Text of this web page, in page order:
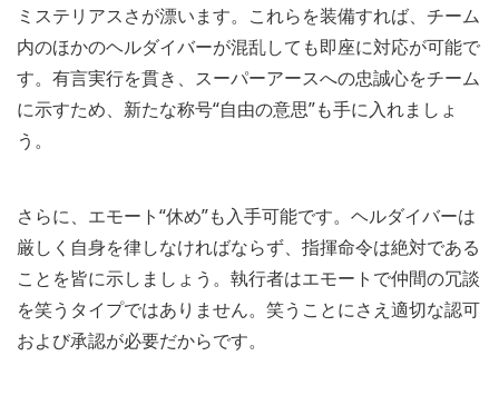
ミステリアスさが漂います。これらを装備すれば、チーム
内のほかのヘルダイバーが混乱しても即座に対応が可能で
す。有言実行を貫き、スーパーアースへの忠誠心をチーム
に示すため、新たな称号“自由の意思”も手に入れましょ
う。
さらに、エモート“休め”も入手可能です。ヘルダイバーは
厳しく自身を律しなければならず、指揮命令は絶対である
ことを皆に示しましょう。執行者はエモートで仲間の冗談
を笑うタイプではありません。笑うことにさえ適切な認可
および承認が必要だからです。